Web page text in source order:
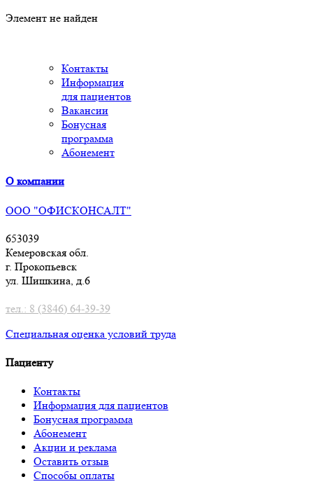
Элемент не найден
Контакты
Информация
для пациентов
Вакансии
Бонусная
программа
Абонемент
О компании
ООО "ОФИСКОНСАЛТ"
653039
Кемеровская обл.
г. Прокопьевск
ул. Шишкина, д.6
тел.: 8 (3846) 64-39-39
Специальная оценка условий труда
Пациенту
Контакты
Информация для пациентов
Бонусная программа
Абонемент
Акции и реклама
Оставить отзыв
Способы оплаты